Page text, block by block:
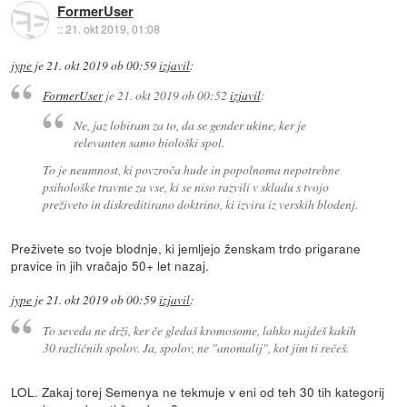
FormerUser
::21. okt 2019, 01:08
jype je21. okt 2019 ob 00:59izjavil:
FormerUserje21. okt 2019 ob 00:52 izjavil:
Ne, jaz lobiram za to, da se gender ukine, ker je
relevanten samo biološki spol.
To je neumnost, ki povzroča hude in popolnoma nepotrebne
psihološke travme za vse, ki se niso razvili v skladu s tvojo
preživeto in diskreditirano doktrino, ki izvira iz verskih blodenj.
Preživete so tvoje blodnje, ki jemljejo ženskam trdo prigarane
pravice in jih vračajo 50+ let nazaj.
jype je21. okt 2019 ob 00:59izjavil:
To seveda ne drži, ker če gledaš kromosome, lahko najdeš kakih
30 različnih spolov. Ja, spolov, ne "anomalij", kot jim ti rečeš.
LOL. Zakaj torej Semenya ne tekmuje v eni od teh 30 tih kategorij